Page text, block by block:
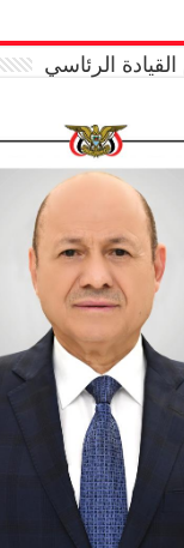
الرئاسي